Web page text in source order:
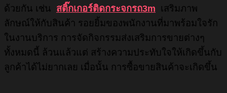
ด้วยกัน เช่น สติ๊กเกอร์ติดกระจกรถ3m
เสริมภาพ
ลักษณ์ให้กับสินค้า รอยยิ้มของพนักงานที่มาพร้อมใจรัก
ในงานบริการ การจัดกิจกรรมส่งเสริมการขายต่างๆ
ทั้งหมดนี้ ล้วนแล้วแต่ สร้างความประทับใจให้เกิดขึ้นกับ
ลูกค้าได้ไม่ยากเลย เมื่อนั้น การซื้อขายสินค้าจะเกิดขึ้น